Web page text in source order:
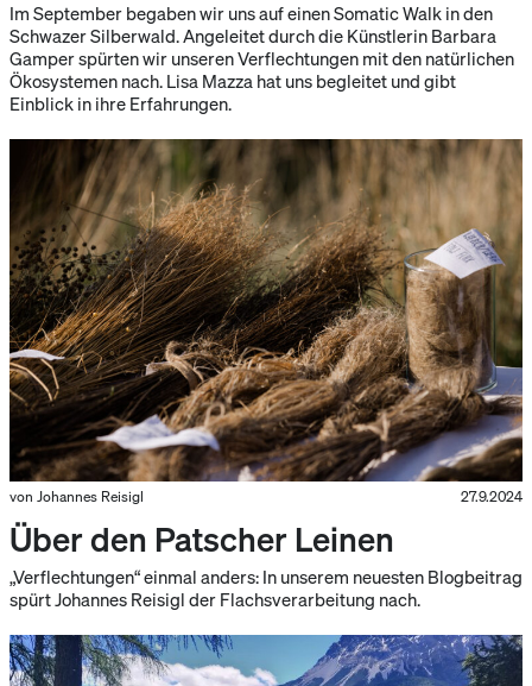
Im September begaben wir uns auf einen Somatic Walk in den
Schwazer Silberwald. Angeleitet durch die Künstlerin Barbara
Gamper spürten wir unseren Verflechtungen mit den natürlichen
Ökosystemen nach. Lisa Mazza hat uns begleitet und gibt
Einblick in ihre Erfahrungen.
von Johannes Reisigl 27.9.2024
Über den Patscher Leinen
„Verflechtungen“ einmal anders: In unserem neuesten Blogbeitrag
spürt Johannes Reisigl der Flachsverarbeitung nach.